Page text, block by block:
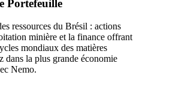
Portefeuille
ressources du Brésil : actions
minière et la finance offrant
mondiaux des matières
dans la plus grande économie
Nemo.